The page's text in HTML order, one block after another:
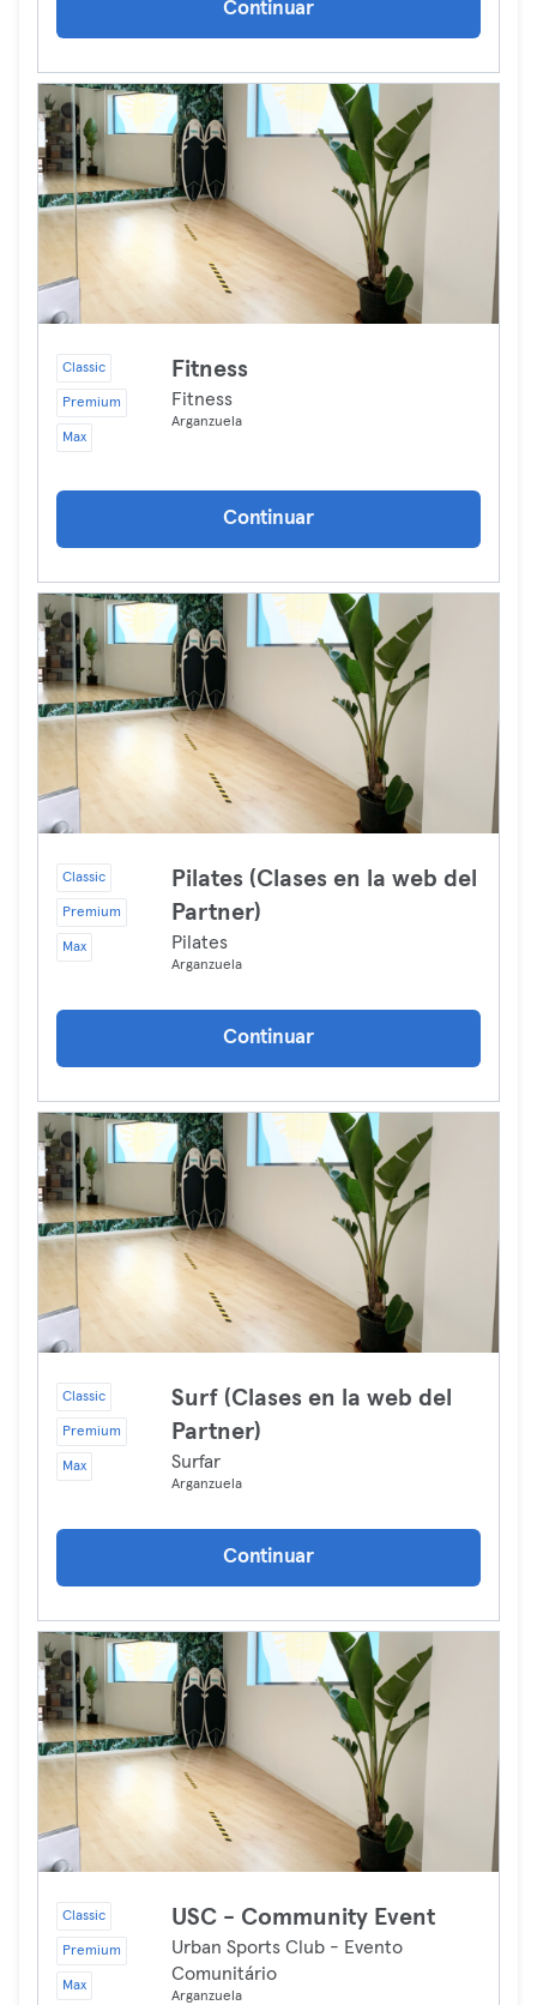
Continuar
Classic
Premium
Max
Fitness
Fitness
Arganzuela
Continuar
Classic
Premium
Max
Pilates (Clases en la web del
Partner)
Pilates
Arganzuela
Continuar
Classic
Premium
Max
Surf (Clases en la web del
Partner)
Surfar
Arganzuela
Continuar
Classic
Premium
Max
USC - Community Event
Urban Sports Club - Evento
Comunitário
Arganzuela